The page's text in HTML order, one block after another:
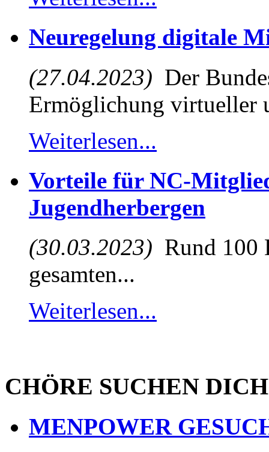
Neuregelung digitale
(27.04.2023) Der
Ermöglichung virtueller
Weiterlesen...
Vorteile für NC-
Jugendherbergen
(30.03.2023) Rund 100
gesamten...
Weiterlesen...
CHÖRE SUCHEN DICH
MENPOWER